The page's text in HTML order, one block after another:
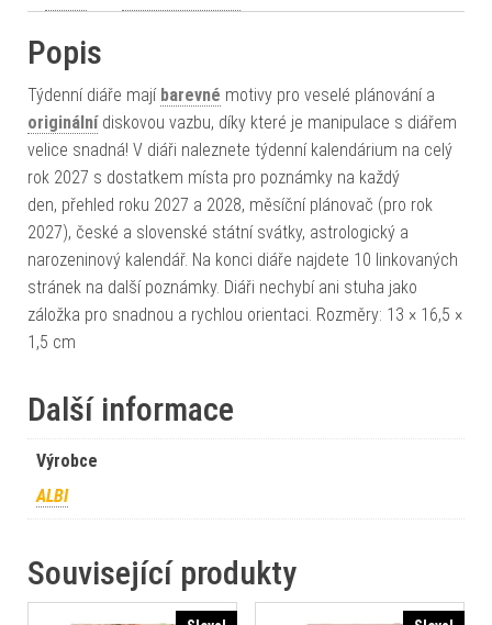
Popis
Týdenní diáře mají barevné motivy pro veselé plánování a
originálnídiskovou vazbu, díky které je manipulace s diářem
velice snadná! V diáři naleznete týdenní kalendárium na celý
rok 2027 s dostatkem místa pro poznámky na každý
den, přehled roku 2027 a 2028, měsíční plánovač (pro rok
2027), české a slovenské státní svátky, astrologický a
narozeninový kalendář. Na konci diáře najdete 10 linkovaných
stránek na další poznámky. Diáři nechybí ani stuha jako
záložka pro snadnou a rychlou orientaci. Rozměry: 13 × 16,5 ×
1,5 cm
Další informace
Výrobce
ALBI
Související produkty